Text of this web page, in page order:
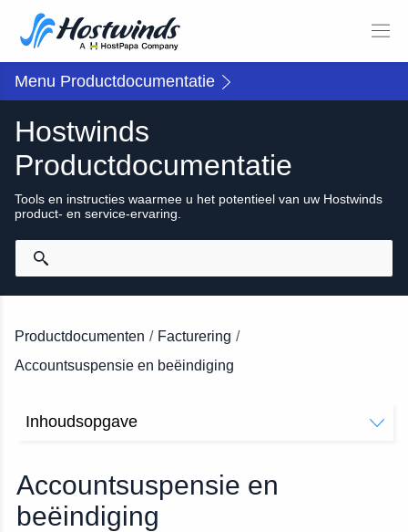
Menu Productdocumentatie
Hostwinds
Productdocumentatie
Tools en instructies waarmee u het potentieel van uw Hostwinds
product- en service-ervaring.
Productdocumenten / Facturering /
Accountsuspensie en beëindiging
Inhoudsopgave
Wat is een beëindiging?
Redenen voor beëindiging
Betaling Timing en ophanging en beëindiging
Accountsuspensie en
beëindiging